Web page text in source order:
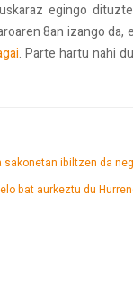
egingo
8an izango da,
. Parte hartu nahi
sakonetan ibiltzen da
bat aurkeztu du